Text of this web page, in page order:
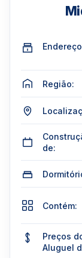
Região:
de:
Contém:
Preços
Aluguel